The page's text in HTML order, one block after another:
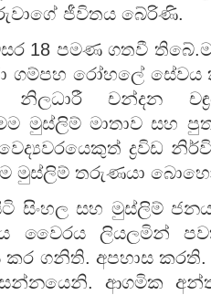
ජීවිතය බේරිණි.
18 පමණ ගතවී
ගම්පහ රෝහලේ සේවය
නිලධාරී චන්දන
මුස්ලිම් මාතාව සහ
ද්‍රවිඩ
මුස්ලිම් තරුණයා
සිංහල සහ මුස්ලිම්
වෛරය ලියලමින්
ගනිති. අපහාස
ආගමික